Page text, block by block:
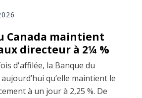
Canada maintient
directeur à 2¼ %
d'affilée, la Banque du
qu’elle maintient le
à un jour à 2,25 %. De